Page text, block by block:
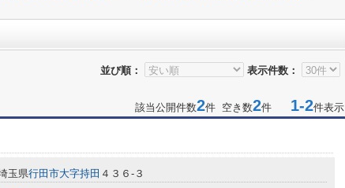
並び順： 表示件数：
該当公開件数2件 空き数2件 1-2件表示
玉県行田市大字持田 ４３６-３